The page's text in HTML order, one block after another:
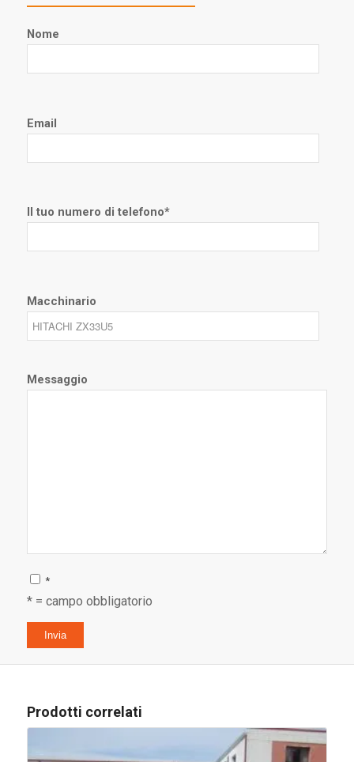
Nome
Email
Il tuo numero di telefono*
Macchinario
Messaggio
*
* = campo obbligatorio
Prodotti correlati